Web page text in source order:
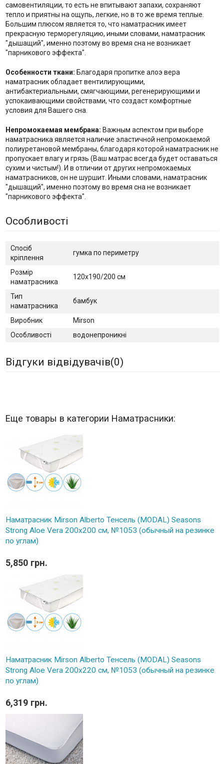
самовентиляции, то есть не впитывают запахи, сохраняют
тепло и приятны на ощупь, легкие, но в то же время теплые.
Большим плюсом является то, что наматрасник имеет
прекрасную терморегуляцию, иными словами, наматрасник
"дышащий", именно поэтому во время сна не возникает
"парникового эффекта".
Особенности ткани: Благодаря пропитке алоэ вера
наматрасник обладает вентилирующими,
антибактериальными, смягчающими, регенерирующими и
успокаивающими свойствами, что создаст комфортные
условия для Вашего сна.
Непромокаемая мембрана: Важным аспектом при выборе
наматрасника является наличие эластичной непромокаемой
полиуретановой мембраны, благодаря которой наматрасник не
пропускает влагу и грязь (Ваш матрас всегда будет оставаться
сухим и чистым!). И в отличии от других непромокаемых
наматрасников, он не шуршит. Иными словами, наматрасник
"дышащий", именно поэтому во время сна не возникает
"парникового эффекта".
Особливості
Спосіб
кріплення
гумка по периметру
Розмір
наматрасника
120х190/200 см
Тип
наматрасника
бамбук
Виробник
Mirson
Особливості
водонепроникні
Відгуки відвідувачів(0)
Еще товары в категории Наматрасники:
Наматрасник Mirson Alberto Тенсель (MODAL) Seasons
Strong Aloe Vera 200x200 см, №1053 (обычный на резинке
по углам)
5,850 грн.
Наматрасник Mirson Alberto Тенсель (MODAL) Seasons
Strong Aloe Vera 200x220 см, №1053 (обычный на резинке
по углам)
6,319 грн.